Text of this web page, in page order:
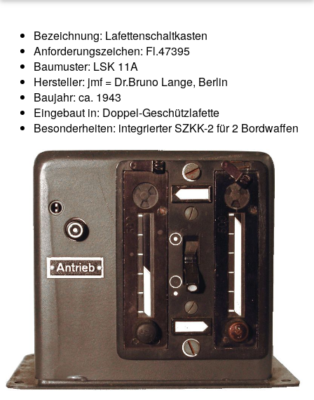
Bezeichnung: Lafettenschaltkasten
Anforderungszeichen: Fl.47395
Baumuster: LSK 11A
Hersteller: jmf = Dr.Bruno Lange, Berlin
Baujahr: ca. 1943
Eingebaut in: Doppel-Geschützlafette
Besonderheiten: integrierter SZKK-2 für 2 Bordwaffen